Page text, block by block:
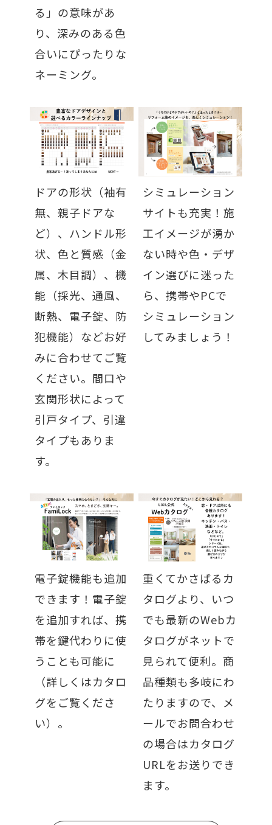
る」の意味があ
り、深みのある色
合いにぴったりな
ネーミング。
ドアの形状（袖有
無、親子ドアな
ど）、ハンドル形
状、色と質感（金
属、木目調）、機
能（採光、通風、
断熱、電子錠、防
犯機能）などお好
みに合わせてご覧
ください。間口や
玄関形状によって
引戸タイプ、引違
タイプもありま
す。
シミュレーション
サイトも充実！施
工イメージが湧か
ない時や色・デザ
イン選びに迷った
ら、携帯やPCで
シミュレーション
してみましょう！
電子錠機能も追加
できます！電子錠
を追加すれば、携
帯を鍵代わりに使
うことも可能に
（詳しくはカタロ
グをご覧くださ
い）。
重くてかさばるカ
タログより、いつ
でも最新のWebカ
タログがネットで
見られて便利。商
品種類も多岐にわ
たりますので、メ
ールでお問合わせ
の場合はカタログ
URLをお送りでき
ます。